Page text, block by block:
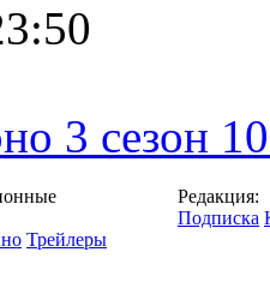
3 сезон
Трейлеры
Редакция:
Подписка